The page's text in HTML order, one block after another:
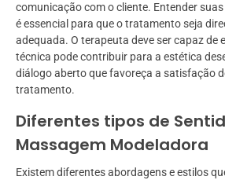
comunicação com o cliente. Entender
é essencial para que o tratamento seja
adequada. O terapeuta deve ser capaz de
técnica pode contribuir para a estética
diálogo aberto que favoreça a satisfação
tratamento.
Diferentes tipos de
Massagem Modeladora
Existem diferentes abordagens e estilos